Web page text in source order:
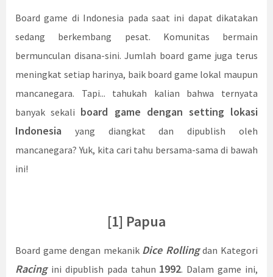
Board game di Indonesia pada saat ini dapat dikatakan
sedang berkembang pesat. Komunitas bermain
bermunculan disana-sini. Jumlah board game juga terus
meningkat setiap harinya, baik board game lokal maupun
mancanegara. Tapi... tahukah kalian bahwa ternyata
banyak sekali board game dengan setting lokasi
Indonesia yang diangkat dan dipublish oleh
mancanegara? Yuk, kita cari tahu bersama-sama di bawah
ini!
[1] Papua
Board game dengan mekanik Dice Rolling dan Kategori
Racing ini dipublish pada tahun 1992. Dalam game ini,